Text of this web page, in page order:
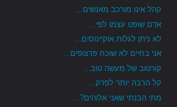
קהל אינו מורכב מאנשים...
אדם שופט עצמו לפי...
לא ניתן לגלות אוקיינוסים...
אני בחיים לא שוכח פרצופים...
קורטוב של מעשה טוב...
קל הרבה יותר לפרק...
מתי הבנתי שאני אלוהים?...